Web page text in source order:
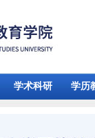
学术科研 学历